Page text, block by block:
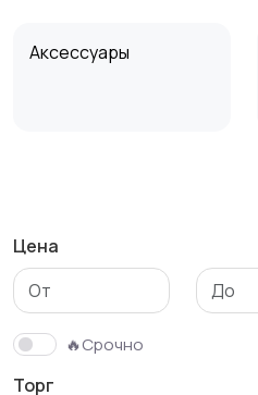
Аксессуары
Футболки и поло
Цена
🔥Срочно
Торг